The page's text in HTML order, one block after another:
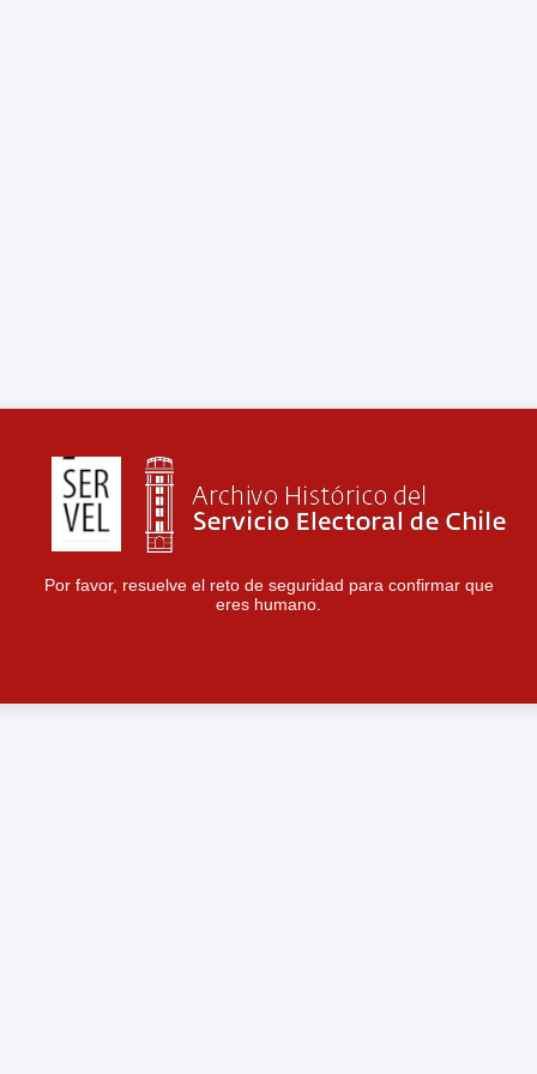
Por favor, resuelve el reto de seguridad para confirmar que
eres humano.